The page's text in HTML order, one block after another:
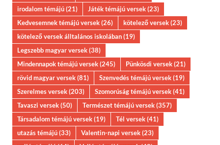
irodalom témájú(21) Játék témájú versek(23)
Kedvesemnek témájú versek(26) kötelező versek(23)
kötelező versek álltalános iskolában(19)
Legszebb magyar versek(38)
Mindennapok témájú versek(245) Pünkösdi versek(21)
rövid magyar versek(81) Szenvedés témájú versek(19)
Szerelmes versek(203) Szomorúság témájú versek(41)
Tavaszi versek(50) Természet témájú versek(357)
Társadalom témájú versek(19) Tél versek(41)
utazás témájú(33) Valentin-napi versek(23)